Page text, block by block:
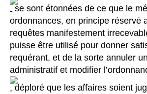
se sont étonnées de ce que le
ordonnances, en principe réservé
requêtes manifestement
puisse être utilisé pour donner
requérant, et de la sorte annuler
administratif et modifier
déploré que les affaires soient